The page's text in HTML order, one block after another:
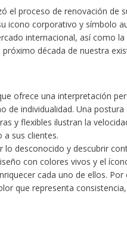
el proceso de renovación de
icono corporativo y símbolo
internacional, así como
década de nuestra
ofrece una interpretación
individualidad. Una
y flexibles ilustran la
sus clientes.
lo desconocido y descubrir
con colores vivos y el
cada uno de ellos.
que representa